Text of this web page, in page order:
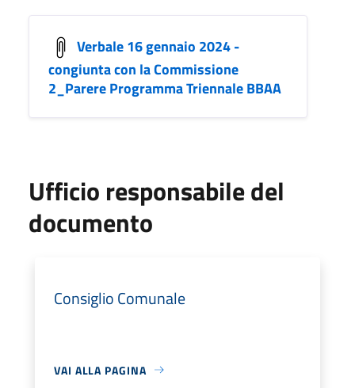
Verbale 16 gennaio 2024 -
congiunta con la Commissione
2_Parere Programma Triennale BBAA
Ufficio responsabile del
documento
Consiglio Comunale
VAI ALLA PAGINA